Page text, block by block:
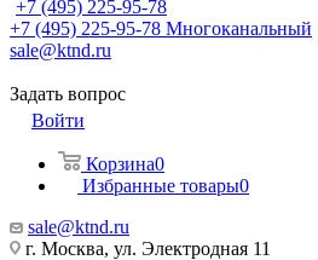
+7 (495) 225-95-78
+7 (495) 225-95-78 Многоканальный
sale@ktnd.ru
Задать вопрос
Войти
Корзина0
Избранные товары0
sale@ktnd.ru
г. Москва, ул. Электродная 11